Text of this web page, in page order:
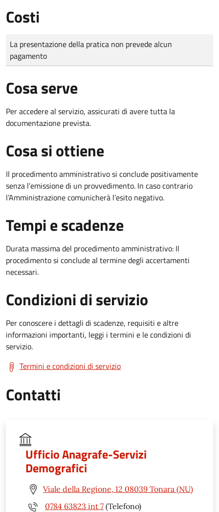
Costi
Tipo di pagamento
Importo
La presentazione della pratica non prevede alcun
pagamento
Cosa serve
Per accedere al servizio, assicurati di avere tutta la
documentazione prevista.
Cosa si ottiene
Il procedimento amministrativo si conclude positivamente
senza l’emissione di un provvedimento. In caso contrario
l’Amministrazione comunicherà l’esito negativo.
Tempi e scadenze
Durata massima del procedimento amministrativo: Il
procedimento si conclude al termine degli accertamenti
necessari.
Condizioni di servizio
Per conoscere i dettagli di scadenze, requisiti e altre
informazioni importanti, leggi i termini e le condizioni di
servizio.
Termini e condizioni di servizio
Contatti
Ufficio Anagrafe-Servizi
Demografici
Viale della Regione, 12 08039 Tonara (NU)
0784 63823 int 7 (Telefono)